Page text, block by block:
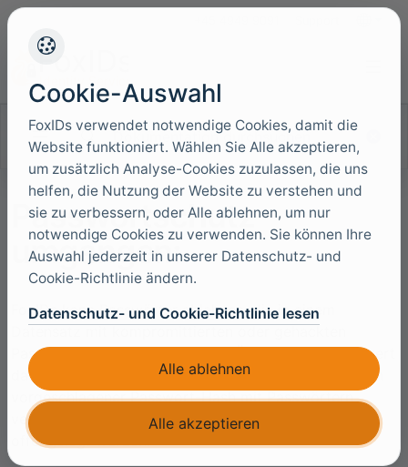
Dokumentation durchsuchen
Passwortschutz
umgangen:
FoxIDs kann Passwörter ablehnen, die in einem
Passwörtern vorkommen. Diese Überprüfung verringert
das Risiko der Passwortwiederverwendung, indem ein
vorgeschlagener Passwort-Hash mit Passwörtern
verglichen wird, die bei bekannten Datenlecks
offengelegt wurden.
Cookie-Auswahl
FoxIDs verwendet notwendige Cookies, damit die
Website funktioniert. Wählen Sie Alle akzeptieren,
um zusätzlich Analyse-Cookies zuzulassen, die uns
helfen, die Nutzung der Website zu verstehen und
sie zu verbessern, oder Alle ablehnen, um nur
notwendige Cookies zu verwenden. Sie können Ihre
Auswahl jederzeit in unserer Datenschutz- und
Cookie-Richtlinie ändern.
Datenschutz- und Cookie-Richtlinie lesen
Alle ablehnen
Alle akzeptieren